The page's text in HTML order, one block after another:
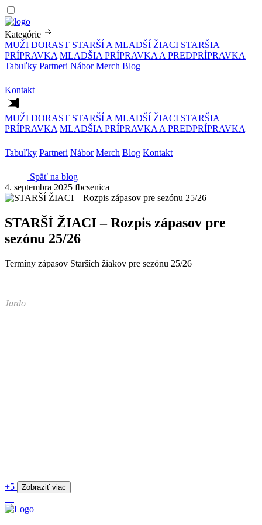
Kategórie
MUŽI DORAST STARŠÍ A MLADŠÍ ŽIACI STARŠIA
PRÍPRAVKA MLADŠIA PRÍPRAVKA A PREDPRÍPRAVKA
Tabuľky Partneri Nábor Merch Blog
Kontakt
MUŽI DORAST STARŠÍ A MLADŠÍ ŽIACI STARŠIA
PRÍPRAVKA MLADŠIA PRÍPRAVKA A PREDPRÍPRAVKA
Tabuľky Partneri Nábor Merch Blog Kontakt
Späť na blog
4. septembra 2025 fbcsenica
STARŠÍ ŽIACI – Rozpis zápasov pre
sezónu 25/26
Termíny zápasov Starších žiakov pre sezónu 25/26
Jardo
+5 Zobraziť viac